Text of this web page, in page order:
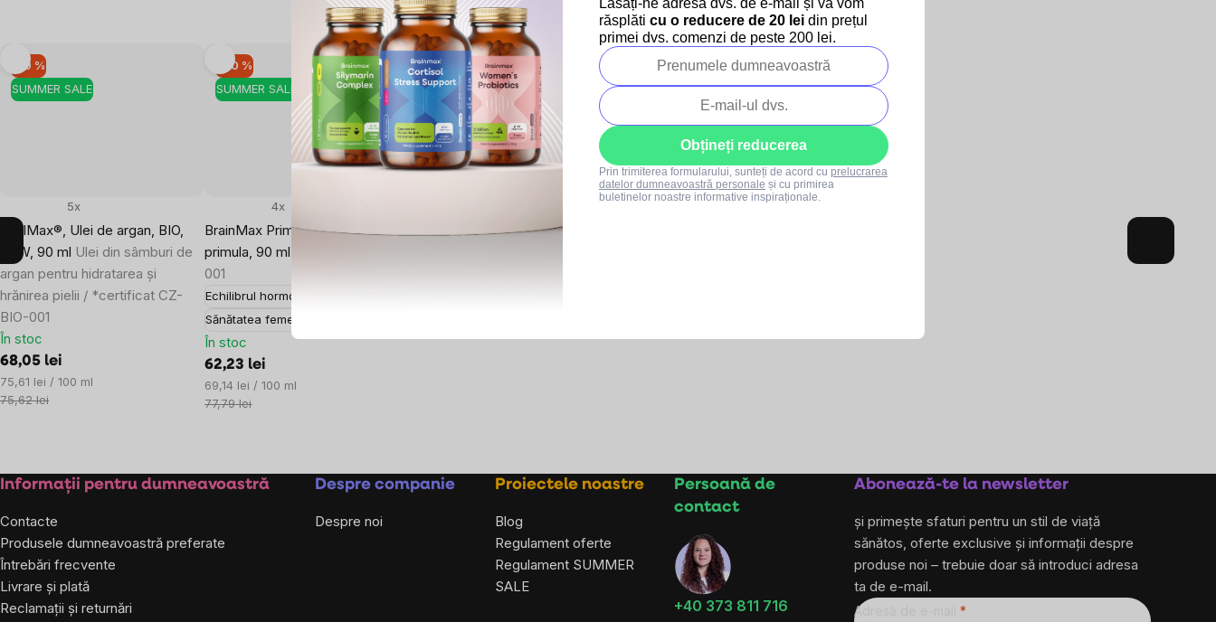
Produse asociate
SUMMER SALE
–10 %
WellMax®, Ulei de argan, BIO,
RAW, 90 ml Ulei din sâmburi de
argan pentru hidratarea și
hrănirea pielii / *certificat CZ-
BIO-001
5x
În stoc
68,05 lei
Evaluare
preţ:
75,61 lei / 100 ml
75,62 lei
SUMMER SALE
–20 %
BrainMax Primrose oil, ulei de
primula, 90 ml
001
Echilibrul hormonal
Sănătatea femeii
4x
În stoc
62,23 lei
Evaluare
preţ:
69,14 lei / 100 ml
77,79 lei
Subsol
Informații pentru dumneavoastră
Contacte
Produsele dumneavoastră preferate
Întrebări frecvente
Livrare și plată
Reclamații și returnări
Despre companie
Despre noi
Proiectele noastre
Blog
Regulament oferte
Regulament SUMMER
SALE
Persoană de
contact
+40 373 811 716
Abonează-te la newsletter
și primește sfaturi pentru un stil de viață
sănătos, oferte exclusive și informații despre
produse noi – trebuie doar să introduci adresa
ta de e-mail.
Adresă de e-mail
răsplăti cu o reducere de 20 lei din prețul
primei dvs. comenzi de peste 200 lei.
Obțineți reducerea
Prin trimiterea formularului, sunteți de acord cu prelucrarea
datelor dumneavoastră personale și cu primirea
buletinelor noastre informative inspiraționale.